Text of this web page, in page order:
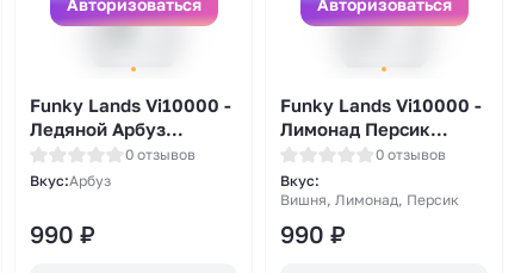
Funky Lands Vi10000 -
Ледяной Арбуз
(Watermelon Ice)
0 отзывов
Вкус:Арбуз
990₽
Funky Lands Vi10000 -
Лимонад Персик
Вишня (Cherry Peach
Lemonade)
0 отзывов
Вкус:
Вишня, Лимонад, Персик
990₽